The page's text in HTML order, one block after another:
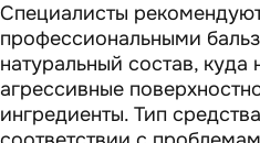
Специалисты
профессиональными
натуральный состав, куда
агрессивные
ингредиенты. Тип